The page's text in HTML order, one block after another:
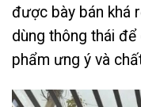
được bày bán khá
dùng thông thái
phẩm ưng ý và